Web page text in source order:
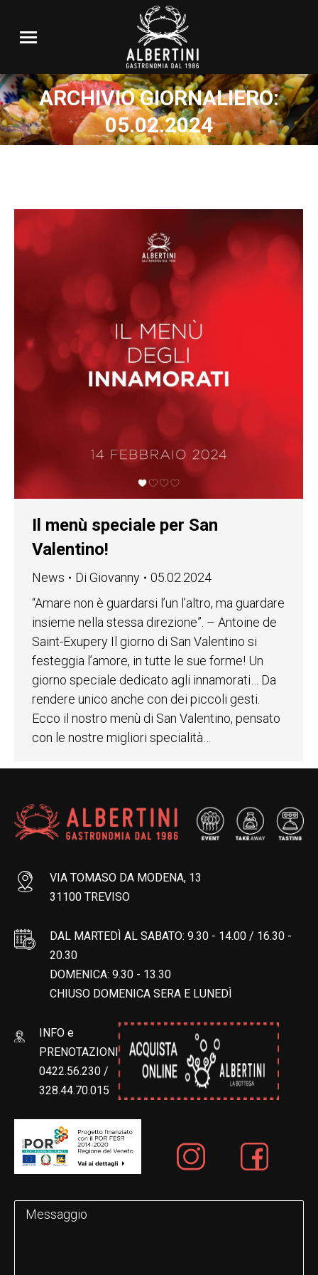
ARCHIVIO GIORNALIERO:
05.02.2024
Il menù speciale per San
Valentino!
News Di Giovanny
05.02.2024
“Amare non è guardarsi l’un l’altro, ma guardare
insieme nella stessa direzione”. – Antoine de
Saint-Exupery Il giorno di San Valentino si
festeggia l’amore, in tutte le sue forme! Un
giorno speciale dedicato agli innamorati… Da
rendere unico anche con dei piccoli gesti.
Ecco il nostro menù di San Valentino, pensato
con le nostre migliori specialità…
VIA TOMASO DA MODENA, 13
31100 TREVISO
DAL MARTEDÌ AL SABATO: 9.30 - 14.00 / 16.30 -
20.30
DOMENICA: 9.30 - 13.30
CHIUSO DOMENICA SERA E LUNEDÌ
INFO e
PRENOTAZIONI
0422.56.230 /
328.44.70.015